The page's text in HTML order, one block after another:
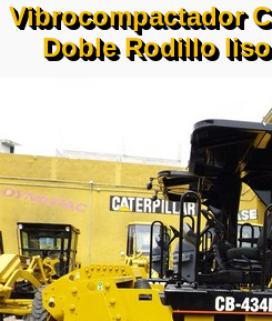
Vibrocompactador
Doble Rodillo